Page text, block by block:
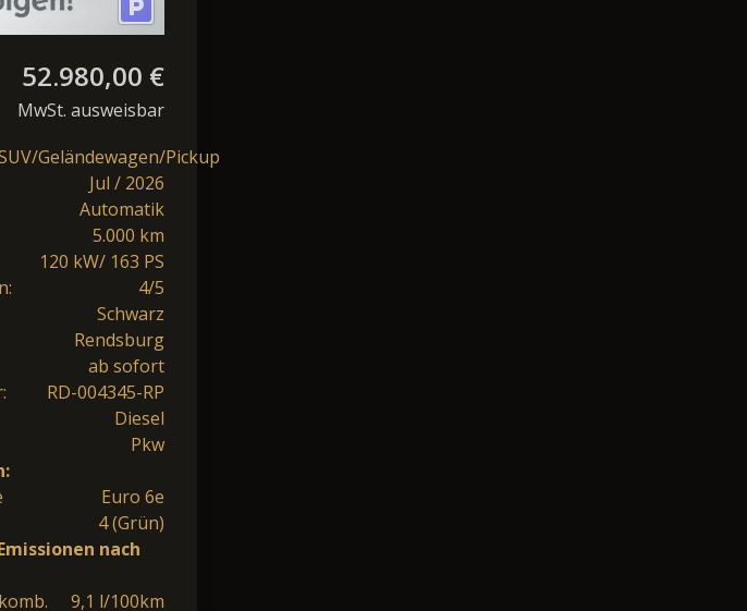
52.980,00 €
MwSt. ausweisbar
Geländewagen/Pickup
Jul / 2026
Automatik
5.000 km
120 kW/ 163 PS
4/5
Schwarz
Rendsburg
ab sofort
RD-004345-RP
Diesel
Pkw
Euro 6e
4 (Grün)
nach
9,1 l/100km